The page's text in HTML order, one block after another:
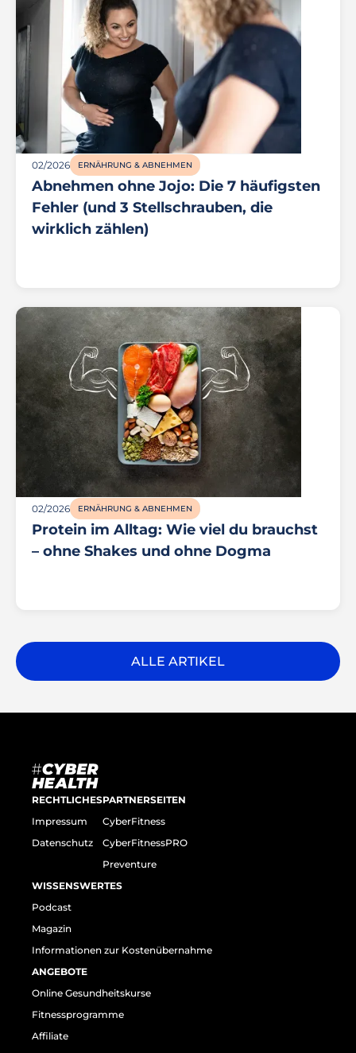
02/2026 ERNÄHRUNG & ABNEHMEN
Abnehmen ohne Jojo: Die 7 häufigsten
Fehler (und 3 Stellschrauben, die
wirklich zählen)
02/2026 ERNÄHRUNG & ABNEHMEN
Protein im Alltag: Wie viel du brauchst
– ohne Shakes und ohne Dogma
ALLE ARTIKEL
RECHTLICHES
Impressum
Datenschutz
PARTNERSEITEN
CyberFitness
CyberFitnessPRO
Preventure
WISSENSWERTES
Podcast
Magazin
Informationen zur Kostenübernahme
ANGEBOTE
Online Gesundheitskurse
Fitnessprogramme
Affiliate